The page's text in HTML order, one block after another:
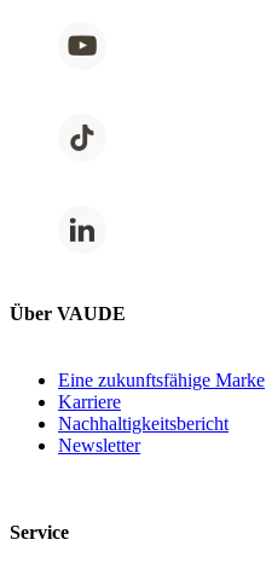
Über VAUDE
Eine zukunftsfähige Marke
Karriere
Nachhaltigkeitsbericht
Newsletter
Service